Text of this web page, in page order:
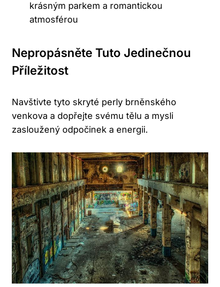
krásným parkem a romantickou
atmosférou
Nepropásněte Tuto Jedinečnou
Příležitost
Navštivte tyto skryté perly brněnského
venkova a dopřejte svému tělu a mysli
zasloužený odpočinek a energii.